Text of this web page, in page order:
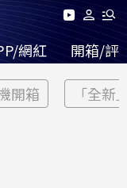
網紅 開箱/評
開箱 「全新